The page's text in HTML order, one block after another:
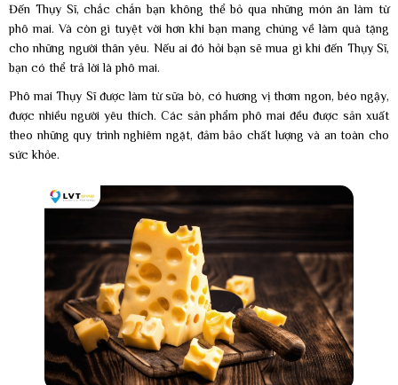
Đến Thụy Sĩ, chắc chắn bạn không thể bỏ qua những món ăn làm từ
phô mai. Và còn gì tuyệt vời hơn khi bạn mang chúng về làm quà tặng
cho những người thân yêu. Nếu ai đó hỏi bạn sẽ mua gì khi đến Thụy Sĩ,
bạn có thể trả lời là phô mai.
Phô mai Thụy Sĩ được làm từ sữa bò, có hương vị thơm ngon, béo ngậy,
được nhiều người yêu thích. Các sản phẩm phô mai đều được sản xuất
theo những quy trình nghiêm ngặt, đảm bảo chất lượng và an toàn cho
sức khỏe.